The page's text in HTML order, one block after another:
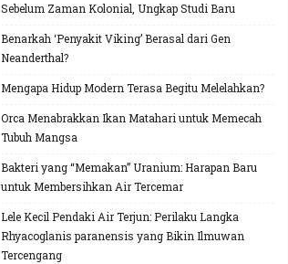
Sebelum Zaman Kolonial, Ungkap Studi Baru
Benarkah ‘Penyakit Viking’ Berasal dari Gen
Neanderthal?
Mengapa Hidup Modern Terasa Begitu Melelahkan?
Orca Menabrakkan Ikan Matahari untuk Memecah
Tubuh Mangsa
Bakteri yang “Memakan” Uranium: Harapan Baru
untuk Membersihkan Air Tercemar
Lele Kecil Pendaki Air Terjun: Perilaku Langka
Rhyacoglanis paranensis yang Bikin Ilmuwan
Tercengang